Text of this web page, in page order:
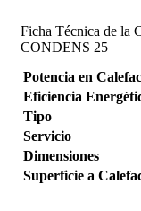
Ficha Técnica de
CONDENS 25
Potencia en
Eficiencia
Tipo
Servicio
Dimensiones
Superficie a